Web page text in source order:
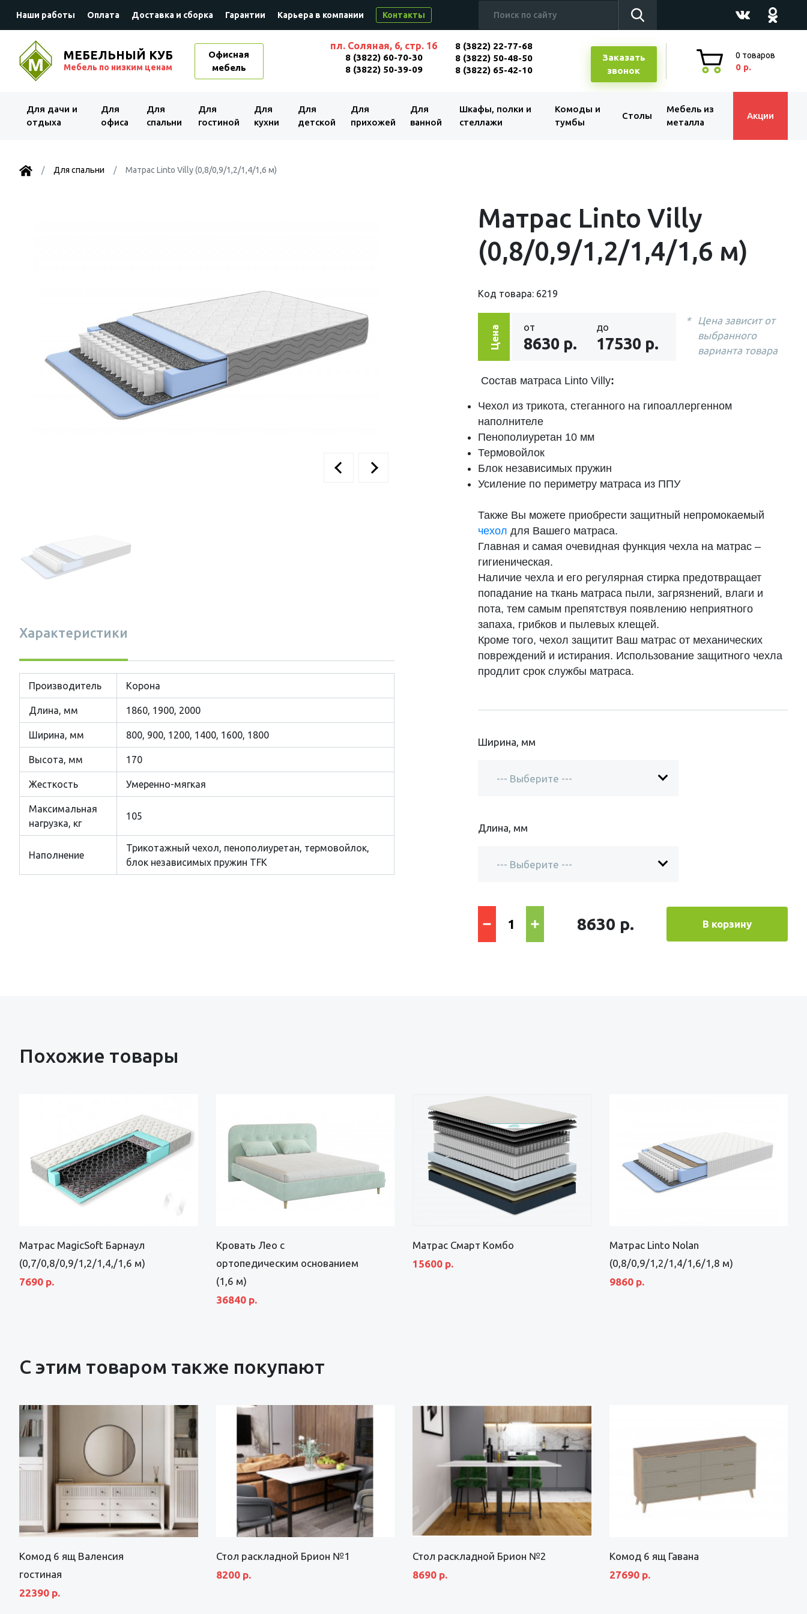
Наши работы Оплата Доставка и сборка Гарантии Карьера в компании Контакты
МЕБЕЛЬНЫЙ КУБ
Мебель по низким ценам
Офисная
мебель
пл. Соляная, 6, стр. 16
8 (3822) 60-70-30
8 (3822) 50-39-09
8 (3822) 22-77-68
8 (3822) 50-48-50
8 (3822) 65-42-10
Заказать
звонок
0 товаров
0 р.
Для дачи и
отдыха
Для
офиса
Для
спальни
Для
гостиной
Для
кухни
Для
детской
Для
прихожей
Для
ванной
Шкафы, полки и
стеллажи
Комоды и
тумбы
Столы
Мебель из
металла
Акции
Для спальни Матрас Linto Villy (0,8/0,9/1,2/1,4/1,6 м)
Характеристики
Производитель Корона
Длина, мм 1860, 1900, 2000
Ширина, мм 800, 900, 1200, 1400, 1600, 1800
Высота, мм 170
Жесткость Умеренно-мягкая
Максимальная
нагрузка, кг
105
Наполнение
Трикотажный чехол, пенополиуретан, термовойлок,
блок независимых пружин TFK
Матрас Linto Villy
(0,8/0,9/1,2/1,4/1,6 м)
Код товара: 6219
Цена от
8630 р.
до
17530 р.
Цена зависит от
выбранного
варианта товара
Состав матраса Linto Villy:
Чехол из трикота, стеганного на гипоаллергенном
наполнителе
Пенополиуретан 10 мм
Термовойлок
Блок независимых пружин
Усиление по периметру матраса из ППУ
Также Вы можете приобрести защитный непромокаемый
чехол для Вашего матраса.
Главная и самая очевидная функция чехла на матрас –
гигиеническая.
Наличие чехла и его регулярная стирка предотвращает
попадание на ткань матраса пыли, загрязнений, влаги и
пота, тем самым препятствуя появлению неприятного
запаха, грибков и пылевых клещей.
Кроме того, чехол защитит Ваш матрас от механических
повреждений и истирания. Использование защитного чехла
продлит срок службы матраса.
Ширина, мм
Длина, мм
8630 р. В корзину
Похожие товары
Матрас MagicSoft Барнаул
(0,7/0,8/0,9/1,2/1,4,/1,6 м)
7690 р.
Кровать Лео с
ортопедическим основанием
(1,6 м)
36840 р.
Матрас Смарт Комбо
15600 р.
Матрас Linto Nolan
(0,8/0,9/1,2/1,4/1,6/1,8 м)
9860 р.
С этим товаром также покупают
Комод 6 ящ Валенсия
гостиная
22390 р.
Стол раскладной Брион №1
8200 р.
Стол раскладной Брион №2
8690 р.
Комод 6 ящ Гавана
27690 р.